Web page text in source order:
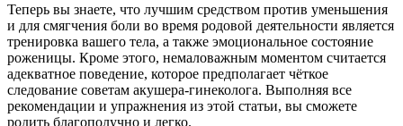
Теперь вы знаете, что лучшим средством против уменьшения
и для смягчения боли во время родовой деятельности является
тренировка вашего тела, а также эмоциональное состояние
роженицы. Кроме этого, немаловажным моментом считается
адекватное поведение, которое предполагает чёткое
следование советам акушера-гинеколога. Выполняя все
рекомендации и упражнения из этой статьи, вы сможете
родить благополучно и легко.